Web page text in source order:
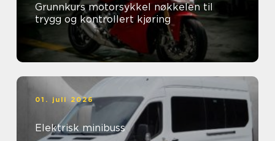
Grunnkurs motorsykkel nøkkelen til
trygg og kontrollert kjøring
01. juli 2026
Elektrisk minibuss